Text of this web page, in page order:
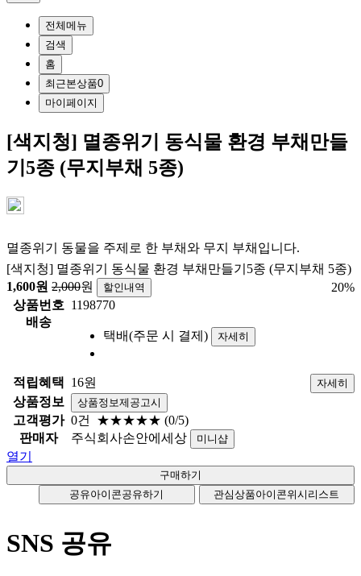
전체메뉴
검색
홈
최근본상품0
마이페이지
[색지청] 멸종위기 동식물 환경 부채만들
기5종 (무지부채 5종)
멸종위기 동물을 주제로 한 부채와 무지 부채입니다.
[색지청] 멸종위기 동식물 환경 부채만들기5종 (무지부채 5종)
1,600원 2,000원 할인내역 20%
상품번호 1198770
배송
택배(주문 시 결제)
자세히
적립혜택 16원 자세히
상품정보 상품정보제공고시
고객평가 0건 ★★★★★ (0/5)
판매자
주식회사손안에세상 미니샵
열기
공유아이콘공유하기 관심상품아이콘위시리스트
SNS 공유